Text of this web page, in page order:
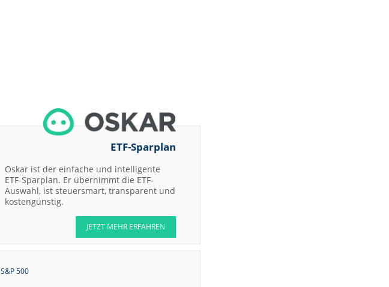
ETF-Sparplan
Oskar ist der einfache und intelligente
ETF-Sparplan. Er übernimmt die ETF-
Auswahl, ist steuersmart, transparent und
kostengünstig.
JETZT MEHR ERFAHREN
S&P 500